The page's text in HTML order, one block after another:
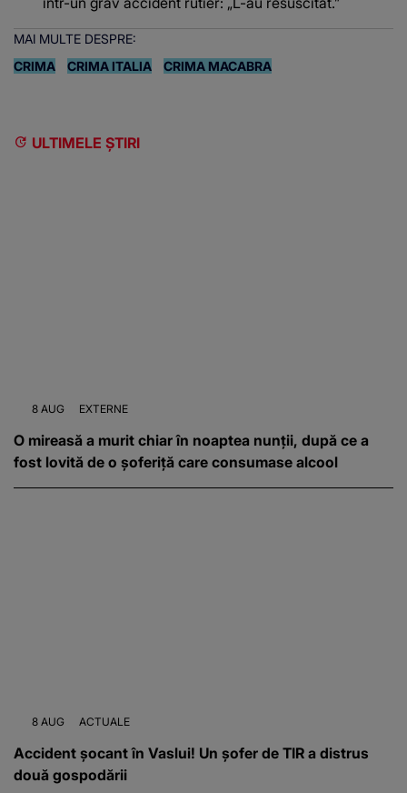
MAI MULTE DESPRE:
CRIMA
CRIMA ITALIA CRIMA MACABRA
ULTIMELE ȘTIRI
8 AUG EXTERNE
O mireasă a murit chiar în noaptea nunții, după ce a
fost lovită de o șoferiță care consumase alcool
8 AUG ACTUALE
Accident șocant în Vaslui! Un șofer de TIR a distrus
două gospodării